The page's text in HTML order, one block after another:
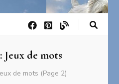
Jeux de mots
de mots (Page 2)